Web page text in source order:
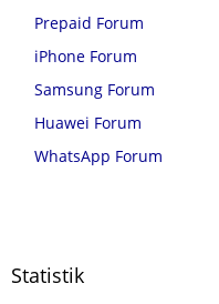
Prepaid Forum
iPhone Forum
Samsung Forum
Huawei Forum
WhatsApp Forum
Statistik